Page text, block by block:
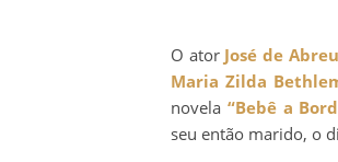
O ator José de Abreu
Maria Zilda
novela “Bebê a
seu então marido, o